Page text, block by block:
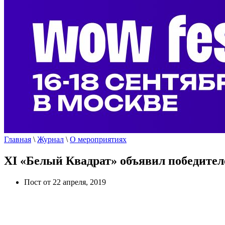
Главная \ Журнал \ О мероприятиях
XI «Белый Квадрат» объявил
Пост от 22 апреля, 2019